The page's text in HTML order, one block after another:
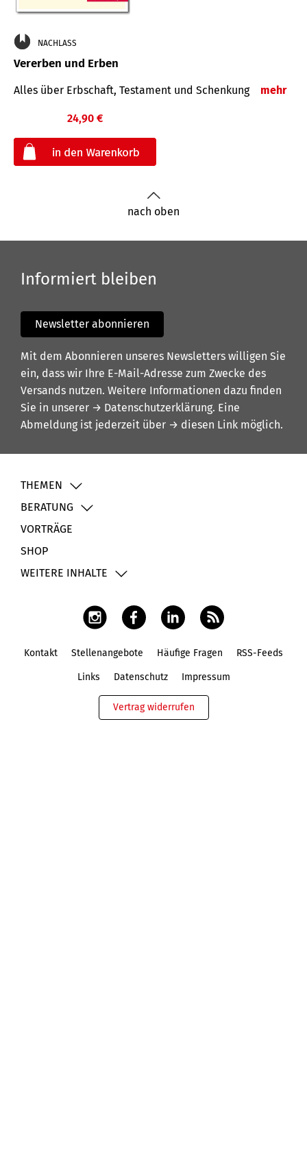
NACHLASS
Vererben und Erben
Alles über Erbschaft, Testament und Schenkung mehr
24,90 €
nach oben
Informiert bleiben
Newsletter abonnieren
Mit dem Abonnieren unseres Newsletters willigen Sie
ein, dass wir Ihre E-Mail-Adresse zum Zwecke des
Versands nutzen. Weitere Informationen dazu finden
Sie in unserer → Datenschutzerklärung. Eine
Abmeldung ist jederzeit über → diesen Link möglich.
THEMEN
BERATUNG
VORTRÄGE
SHOP
WEITERE INHALTE
Kontakt Stellenangebote Häufige Fragen RSS-Feeds
Links Datenschutz Impressum
Vertrag widerrufen